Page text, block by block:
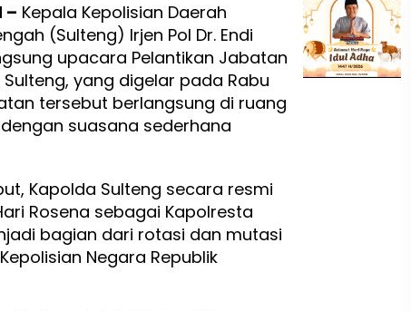
– Kepala Kepolisian Daerah
(Sulteng) Irjen Pol Dr. Endi
upacara Pelantikan Jabatan
yang digelar pada Rabu
tersebut berlangsung di ruang
suasana sederhana
Kapolda Sulteng secara resmi
Rosena sebagai Kapolresta
bagian dari rotasi dan mutasi
Negara Republik